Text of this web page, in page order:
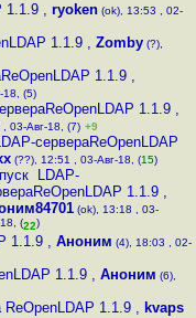
1.1.9 , ryoken (ok), 13:53 , 02-
1.1.9 , Zomby (?),
1.1.9 ,
18, (5)
1.1.9 ,
03-Авг-18, (7) +9
сервераReOpenLDAP
(??), 12:51 , 03-Авг-18, (15)
LDAP-
1.1.9 ,
(ok), 13:18 , 03-
(22)
1.1.9 , Аноним (4), 18:03 , 02-
1.1.9 , Аноним (6),
1.1.9 , kvaps